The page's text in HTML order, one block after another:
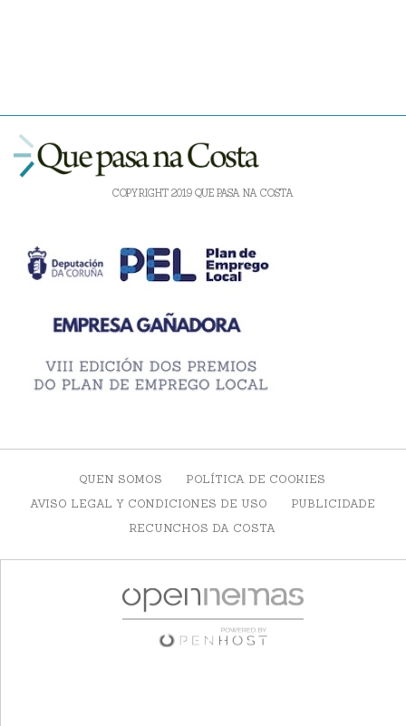
COPYRIGHT 2019 QUE PASA NA COSTA
QUEN SOMOS
POLÍTICA DE COOKIES
AVISO LEGAL Y CONDICIONES DE USO
PUBLICIDADE
RECUNCHOS DA COSTA